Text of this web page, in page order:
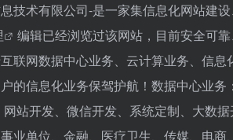
技术有限公司-是一家集信息化网站建
编辑已经浏览过该网站，目前安全可
联网数据中心业务、云计算业务、信
的信息化业务保驾护航！数据中心业
站开发、微信开发、系统定制、大数
业单位、金融、医疗卫生、传媒、电